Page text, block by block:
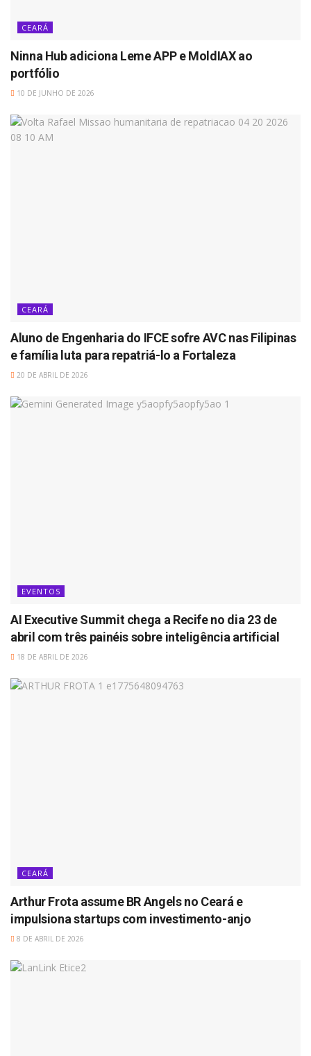
CEARÁ
Ninna Hub adiciona Leme APP e MoldIAX ao
portfólio
10 DE JUNHO DE 2026
CEARÁ
Aluno de Engenharia do IFCE sofre AVC nas Filipinas
e família luta para repatriá-lo a Fortaleza
20 DE ABRIL DE 2026
EVENTOS
AI Executive Summit chega a Recife no dia 23 de
abril com três painéis sobre inteligência artificial
18 DE ABRIL DE 2026
CEARÁ
Arthur Frota assume BR Angels no Ceará e
impulsiona startups com investimento-anjo
8 DE ABRIL DE 2026